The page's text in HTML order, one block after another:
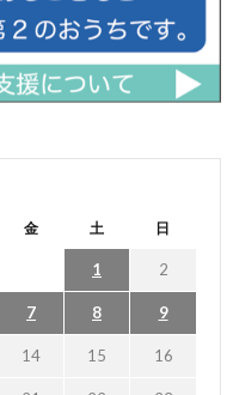
金 土 日
1 2
7 8 9
14 15 16